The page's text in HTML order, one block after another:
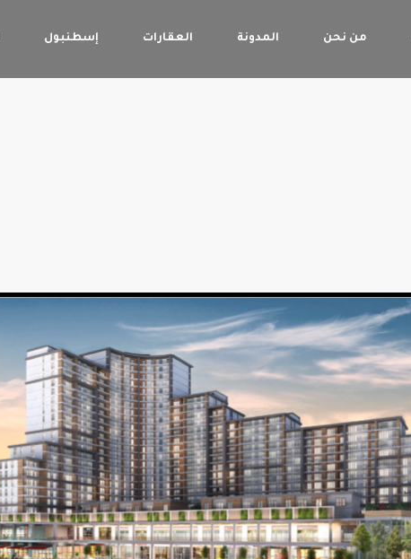
من نحن المدونة العقارات إسطنبول